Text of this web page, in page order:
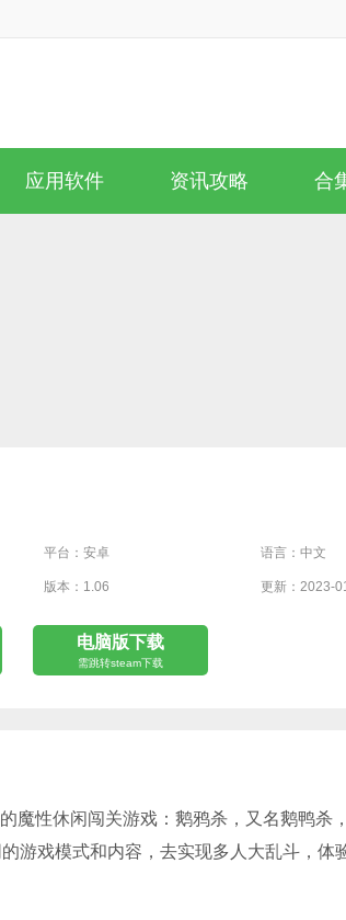
应用软件 资讯攻略 合
平台：安卓 语言：中文
版本：1.06 更新：2023-
电脑版下载
需跳转steam下载
魔性休闲闯关游戏：鹅鸦杀，又名鹅鸭杀
游戏模式和内容，去实现多人大乱斗，体